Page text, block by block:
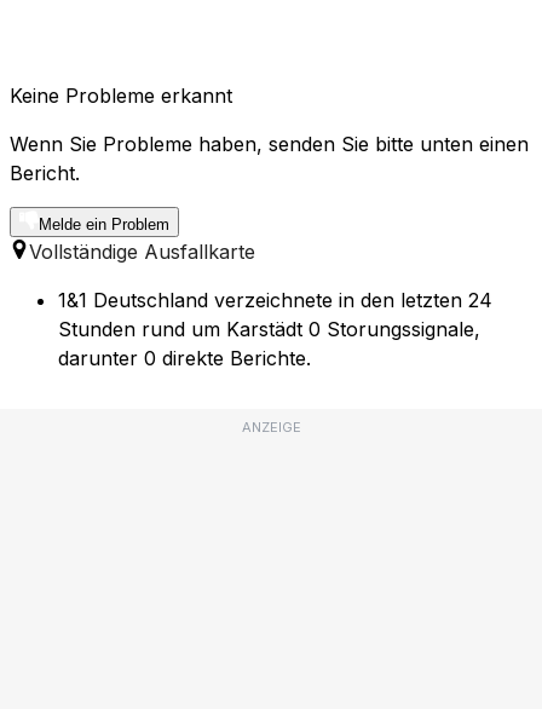
Keine Probleme erkannt
Wenn Sie Probleme haben, senden Sie bitte unten einen
Bericht.
Melde ein Problem
Vollständige Ausfallkarte
1&1 Deutschland verzeichnete in den letzten 24
Stunden rund um Karstädt 0 Storungssignale,
darunter 0 direkte Berichte.
ANZEIGE